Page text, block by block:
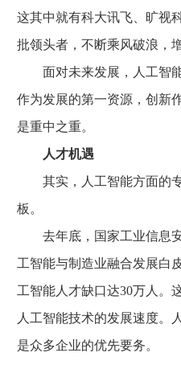
这其中就有科大讯飞、旷视
批领头者，不断乘风破浪，
面对未来发展，人工智能
作为发展的第一资源，创新
是重中之重。
人才机遇
其实，人工智能方面的专
板。
去年底，国家工业信息安
工智能与制造业融合发展白
工智能人才缺口达30万人。
人工智能技术的发展速度。
是众多企业的优先要务。